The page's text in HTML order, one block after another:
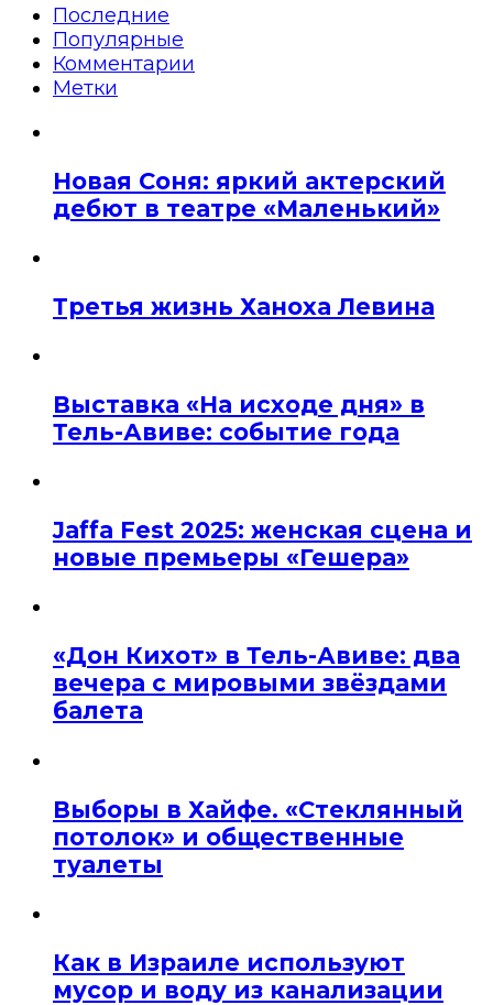
Последние
Популярные
Комментарии
Метки
Новая Соня: яркий актерский
дебют в театре «Маленький»
Третья жизнь Ханоха Левина
Выставка «На исходе дня» в
Тель-Авиве: событие года
Jaffa Fest 2025: женская сцена и
новые премьеры «Гешера»
«Дон Кихот» в Тель-Авиве: два
вечера с мировыми звёздами
балета
Выборы в Хайфе. «Стеклянный
потолок» и общественные
туалеты
Как в Израиле используют
мусор и воду из канализации